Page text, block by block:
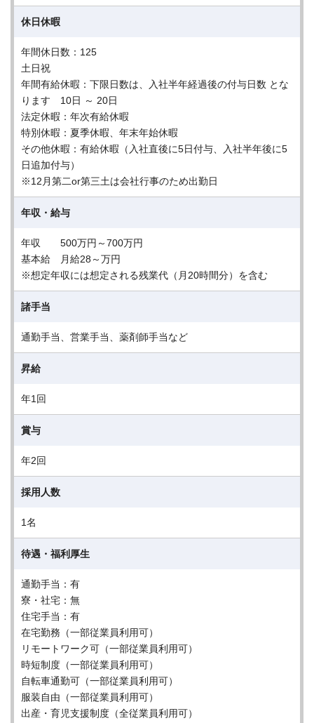
休日休暇
年間休日数：125
土日祝
年間有給休暇：下限日数は、入社半年経過後の付与日数 とな
ります 10日 ～ 20日
法定休暇：年次有給休暇
特別休暇：夏季休暇、年末年始休暇
その他休暇：有給休暇（入社直後に5日付与、入社半年後に5
日追加付与）
※12月第二or第三土は会社行事のため出勤日
年収・給与
年収 500万円～700万円
基本給 月給28～万円
※想定年収には想定される残業代（月20時間分）を含む
諸手当
通勤手当、営業手当、薬剤師手当など
昇給
年1回
賞与
年2回
採用人数
1名
待遇・福利厚生
通勤手当：有
寮・社宅：無
住宅手当：有
在宅勤務（一部従業員利用可）
リモートワーク可（一部従業員利用可）
時短制度（一部従業員利用可）
自転車通勤可（一部従業員利用可）
服装自由（一部従業員利用可）
出産・育児支援制度（全従業員利用可）